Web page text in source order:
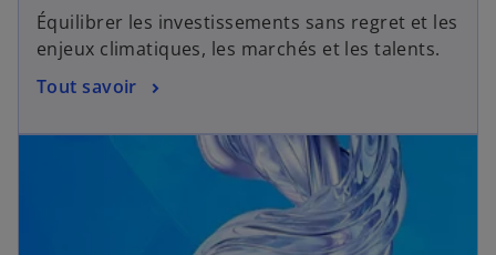
Équilibrer les investissements sans regret et les
enjeux climatiques, les marchés et les talents.
Tout savoir